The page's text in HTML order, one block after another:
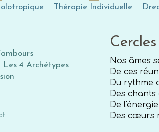
Thérapie Individuelle
Les 4 Archétypes
Nos âmes
De ces
Du rythme
Des chants
De
Des cœurs